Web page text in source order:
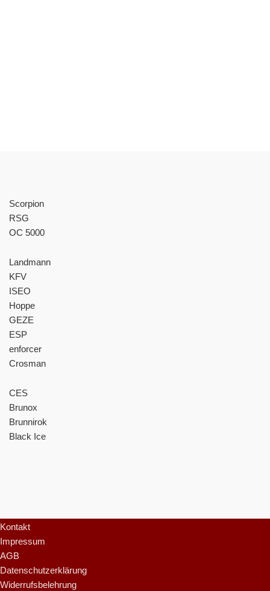
Scorpion
RSG
OC 5000
Landmann
KFV
ISEO
Hoppe
GEZE
ESP
enforcer
Crosman
CES
Brunox
Brunnirok
Black Ice
Kontakt
Impressum
AGB
Datenschutzerklärung
Widerrufsbelehrung